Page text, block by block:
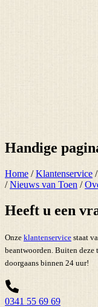
Handige
Home /Klantenservice /
/Nieuws van Toen /
Heeft u een
Onze klantenservice staat
beantwoorden. Buiten
doorgaans binnen 24 uur!
0341 55 69 69